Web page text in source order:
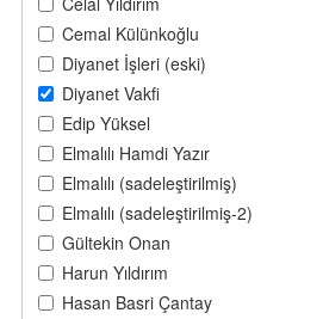
Cemal Külünkoğlu
Diyanet İşleri (eski)
Diyanet Vakfi
Edip Yüksel
Elmalılı Hamdi Yazır
Elmalılı (sadeleştirilmiş)
Elmalılı (sadeleştirilmiş-2)
Gültekin Onan
Harun Yıldırım
Hasan Basri Çantay